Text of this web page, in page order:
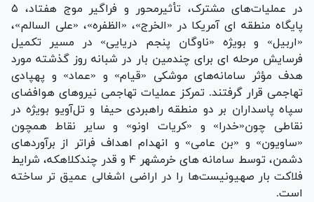
در عملیات‌های مشترک، تأثیرمحور و فراگیر موج هفتاد، ۵
پایگاه منطقه ای آمریکا در «الخرج»، «الظفره»، «علی السالم»،
«اربیل» و بویژه «ناوگان پنجم دریایی» در مسیر تکمیل
فرسایش مرحله ای برای چندمین بار در شبانه روز گذشته مورد
هدف مؤثر سامانه‌های موشکی «قیام» و «عماد» و پهپادی
تهاجمی قرار گرفتند. تمرکز عملیات تهاجمی نیروهای هوافضای
سپاه پاسداران بر دو منطقه راهبردی حیفا و تل‌آویو بویژه در
نقاطی چون«خدرا» و «کریات اونو» و سایر نقاط همچون
«ساویون» و «بن عامی» و انهدام اهداف فراتر از برآوردهای
دشمن، توسط سامانه های خرمشهر ۴ و قدر چندکلاهکه، شرایط
فلاکت بار صهیونیست‌ها را در اراضی اشغالی عمیق تر ساخته
است.